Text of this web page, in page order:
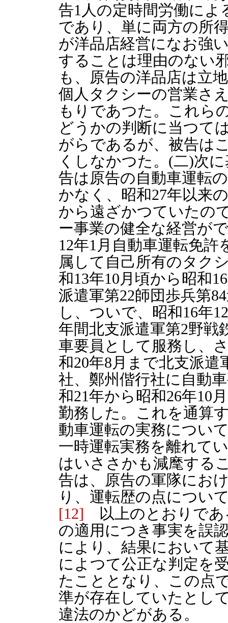
告1人の定時間労働に
であり、単に両方の所
が洋品店経営になお強
することは理由のない
も、原告の洋品店は立
個人タクシーの営業さ
もりであつた。これら
どうかの判断に当つて
がらであるが、被告は
くしなかつた。(二)次
告は原告の自動車運転
かなく、昭和27年以来
から遠ざかつていたの
ー事業の健全な経営が
12年1月自動車運転免
属して自己所有のタク
和13年10月頃から昭和
派遣軍第22師団歩兵第
し、ついで、昭和16年
年間北支派遣軍第2野戦
車要員として服務し、
和20年8月まで北支派遣
社、鄭州偕行社に自動
和21年から昭和26年10
勤務した。これを通算
動車運転の実務につい
一時運転実務を離れて
はいささかも減麾する
告は、原告の軍隊にお
り、運転歴の点につい
[12] 以上のとおりであ
の適用につき事実を誤
により、結果において
によつて公正な判定を
たこととなり、この点
準が存在していたとし
違法のかどがある。